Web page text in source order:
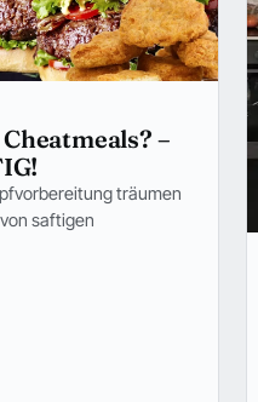
–
träumen
saftigen